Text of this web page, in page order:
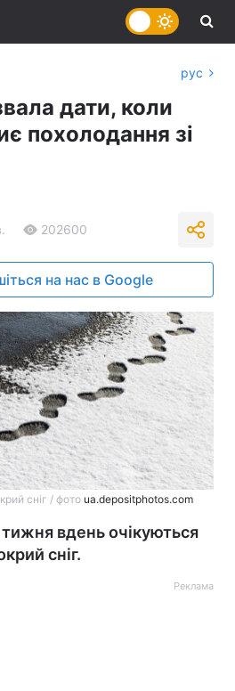
рус
дати, коли
похолодання зі
202600
на нас в Google
сніг / фото ua.depositphotos.com
тижня вдень очікуються
сніг.
Реклама